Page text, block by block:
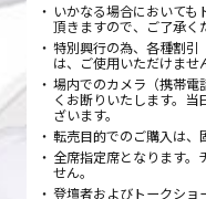
いかなる場合において
頂きますので、ご了承く
特別興行の為、各種割引
は、ご使用いただけませ
場内でのカメラ（携帯電
くお断りいたします。
ざいます。
転売目的でのご購入は、
全席指定席となります。
せん。
登壇者およびトークショ